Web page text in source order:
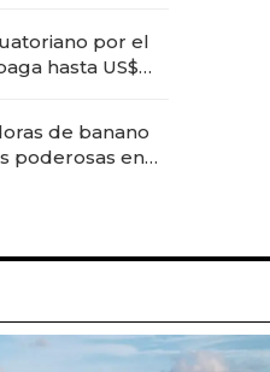
por el
hasta US$
de banano
poderosas en